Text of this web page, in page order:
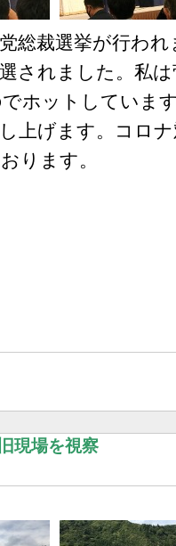
総裁選挙が行わ
されました。私
ホットしていま
上げます。コロ
ります。
現場を視察